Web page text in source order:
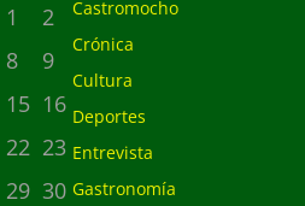
1
2
8
9
15 16
22 23
29 30
Castromocho
Crónica
Cultura
Deportes
Entrevista
Gastronomía